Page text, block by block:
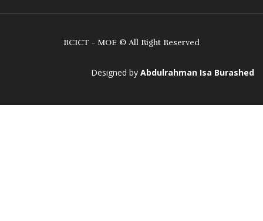
RCICT - MOE © All Right Reserved
Designed by Abdulrahman Isa Burashed